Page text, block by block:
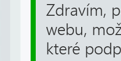
Zdravím,
webu,
které